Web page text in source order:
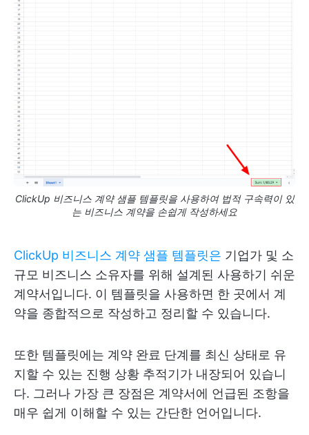
ClickUp 비즈니스 계약 샘플 템플릿을 사용하여 법적 구속력이 있
는 비즈니스 계약을 손쉽게 작성하세요
ClickUp 비즈니스 계약 샘플 템플릿은 기업가 및 소
규모 비즈니스 소유자를 위해 설계된 사용하기 쉬운
계약서입니다. 이 템플릿을 사용하면 한 곳에서 계
약을 종합적으로 작성하고 정리할 수 있습니다.
또한 템플릿에는 계약 완료 단계를 최신 상태로 유
지할 수 있는 진행 상황 추적기가 내장되어 있습니
다. 그러나 가장 큰 장점은 계약서에 언급된 조항을
매우 쉽게 이해할 수 있는 간단한 언어입니다.